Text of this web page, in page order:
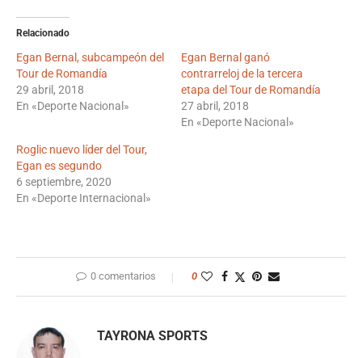
Relacionado
Egan Bernal, subcampeón del
Tour de Romandía
29 abril, 2018
En «Deporte Nacional»
Egan Bernal ganó
contrarreloj de la tercera
etapa del Tour de Romandía
27 abril, 2018
En «Deporte Nacional»
Roglic nuevo líder del Tour,
Egan es segundo
6 septiembre, 2020
En «Deporte Internacional»
0 comentarios 0
TAYRONA SPORTS